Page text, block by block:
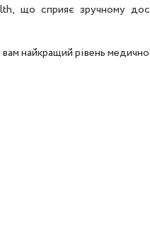
що сприяє зручному
найкращий рівень